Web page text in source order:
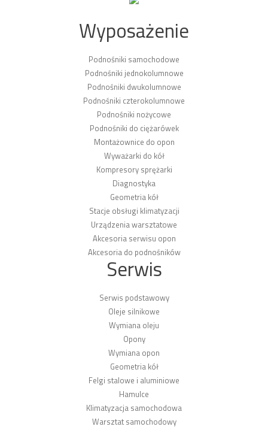
Wyposażenie
Podnośniki samochodowe
Podnośniki jednokolumnowe
Podnośniki dwukolumnowe
Podnośniki czterokolumnowe
Podnośniki nożycowe
Podnośniki do ciężarówek
Montażownice do opon
Wyważarki do kół
Kompresory sprężarki
Diagnostyka
Geometria kół
Stacje obsługi klimatyzacji
Urządzenia warsztatowe
Akcesoria serwisu opon
Akcesoria do podnośników
Serwis
Serwis podstawowy
Oleje silnikowe
Wymiana oleju
Opony
Wymiana opon
Geometria kół
Felgi stalowe i aluminiowe
Hamulce
Klimatyzacja samochodowa
Warsztat samochodowy